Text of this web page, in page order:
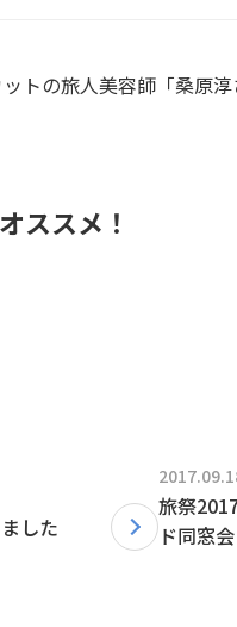
トの旅人美容師「桑原淳
ススメ！
した
旅祭
ド同窓会